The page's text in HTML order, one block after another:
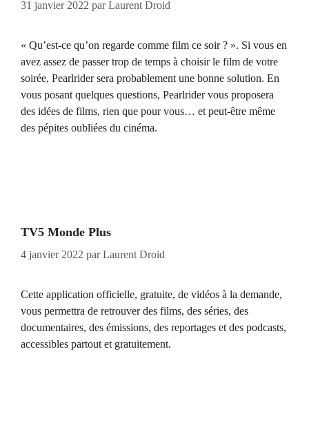
31 janvier 2022 parLaurent Droid
« Qu’est-ce qu’on regarde comme film ce soir ? ». Si vous en
avez assez de passer trop de temps à choisir le film de votre
soirée, Pearlrider sera probablement une bonne solution. En
vous posant quelques questions, Pearlrider vous proposera
des idées de films, rien que pour vous… et peut-être même
des pépites oubliées du cinéma.
TV5 Monde Plus
4 janvier 2022 parLaurent Droid
Cette application officielle, gratuite, de vidéos à la demande,
vous permettra de retrouver des films, des séries, des
documentaires, des émissions, des reportages et des podcasts,
accessibles partout et gratuitement.